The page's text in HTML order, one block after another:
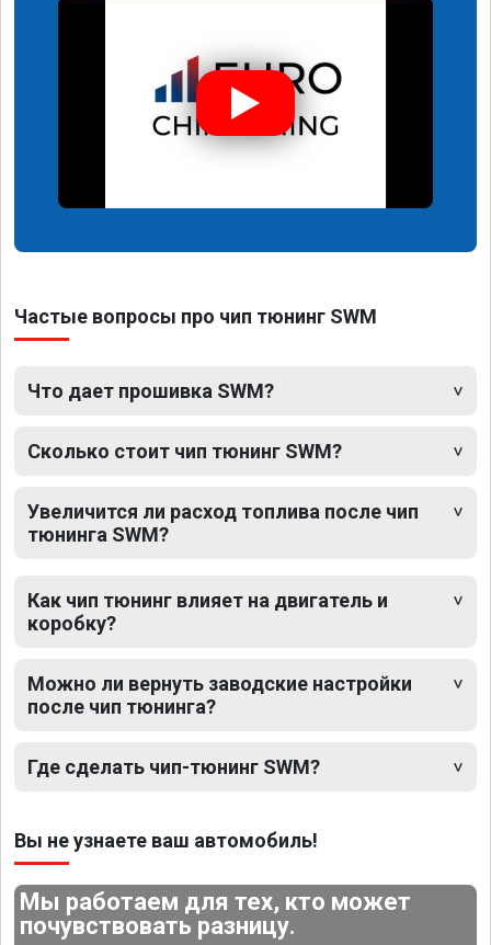
Частые вопросы про чип тюнинг SWM
Что дает прошивка SWM?
Сколько стоит чип тюнинг SWM?
Увеличится ли расход топлива после чип
тюнинга SWM?
Как чип тюнинг влияет на двигатель и
коробку?
Можно ли вернуть заводские настройки
после чип тюнинга?
Где сделать чип-тюнинг SWM?
Вы не узнаете ваш автомобиль!
Мы работаем для тех, кто может
почувствовать разницу.